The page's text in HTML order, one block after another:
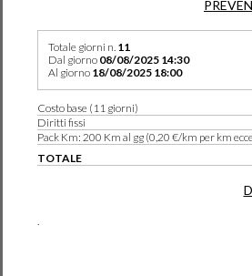
Totale giorni n. 11
Dal giorno 08/08/2025 14:30
Al giorno 18/08/2025 18:00
Costo base (11 giorni)
Diritti fissi
Pack Km: 200 Km al gg (0,20 €/km per km
TOTALE
.